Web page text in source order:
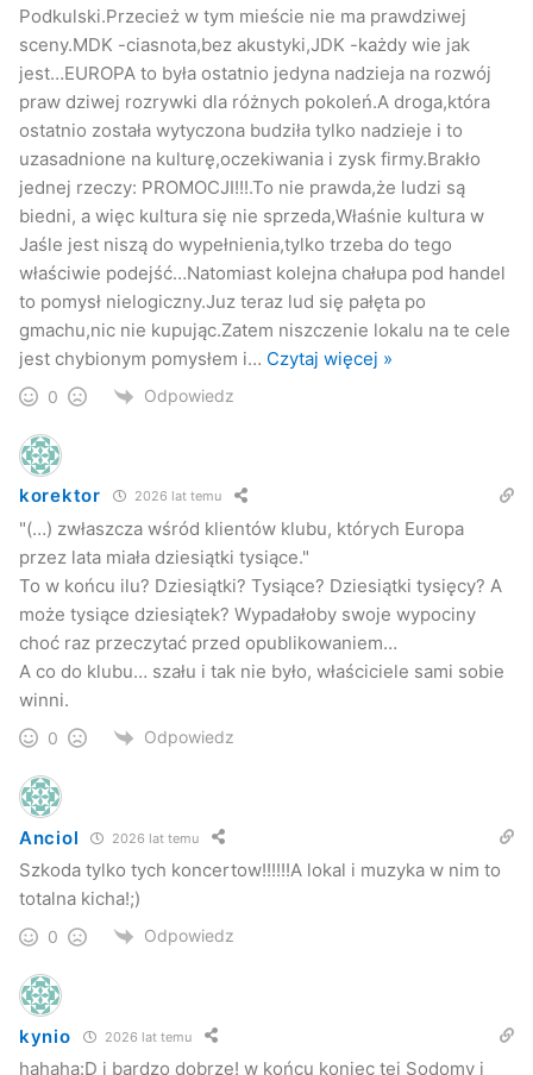
Podkulski.Przecież w tym mieście nie ma prawdziwej
sceny.MDK -ciasnota,bez akustyki,JDK -każdy wie jak
jest…EUROPA to była ostatnio jedyna nadzieja na rozwój
praw dziwej rozrywki dla różnych pokoleń.A droga,która
ostatnio została wytyczona budziła tylko nadzieje i to
uzasadnione na kulturę,oczekiwania i zysk firmy.Brakło
jednej rzeczy: PROMOCJI!!!.To nie prawda,że ludzi są
biedni, a więc kultura się nie sprzeda,Właśnie kultura w
Jaśle jest niszą do wypełnienia,tylko trzeba do tego
właściwie podejść…Natomiast kolejna chałupa pod handel
to pomysł nielogiczny.Juz teraz lud się pałęta po
gmachu,nic nie kupując.Zatem niszczenie lokalu na te cele
jest chybionym pomysłem i… Czytaj więcej »
0 Odpowiedz
korektor 2026 lat temu
"(…) zwłaszcza wśród klientów klubu, których Europa
przez lata miała dziesiątki tysiące."
To w końcu ilu? Dziesiątki? Tysiące? Dziesiątki tysięcy? A
może tysiące dziesiątek? Wypadałoby swoje wypociny
choć raz przeczytać przed opublikowaniem…
A co do klubu… szału i tak nie było, właściciele sami sobie
winni.
0 Odpowiedz
Anciol 2026 lat temu
Szkoda tylko tych koncertow!!!!!!A lokal i muzyka w nim to
totalna kicha!;)
0 Odpowiedz
kynio 2026 lat temu
hahaha:D i bardzo dobrze! w końcu koniec tej Sodomy i